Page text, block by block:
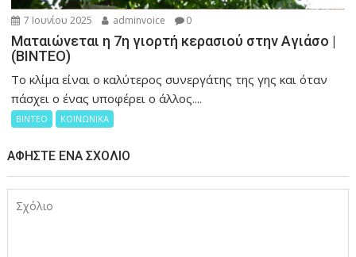
7 Ιουνίου 2025 adminvoice 0
Ματαιώνεται η 7η γιορτή κερασιού στην Αγιάσο |
(ΒΙΝΤΕΟ)
Το κλίμα είναι ο καλύτερος συνεργάτης της γης και όταν
πάσχει ο ένας υποφέρει ο άλλος....
ΒΙΝΤΕΟ ΚΟΙΝΩΝΙΚΑ
ΑΦΉΣΤΕ ΈΝΑ ΣΧΌΛΙΟ